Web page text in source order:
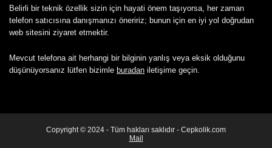
Belirli bir teknik özellik sizin için hayati önem taşıyorsa, her zaman
telefon satıcısına danışmanızı öneririz; bunun için en iyi yol doğrudan
web sitesini ziyaret etmektir.
Mevcut telefona ait herhangi bir bilginin yanlış veya eksik olduğunu
düşünüyorsanız lütfen bizimle buradan iletişime geçin.
Copyright © 2024 - Tüm hakları saklıdır - Cepkolik.com
Mail